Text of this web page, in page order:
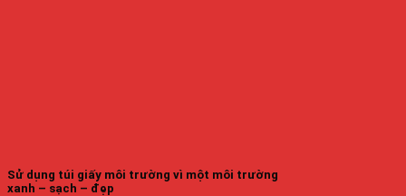
Sử dụng túi giấy môi trường vì một môi trường
xanh – sạch – đẹp